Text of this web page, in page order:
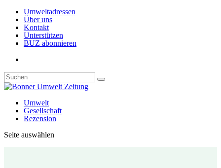
Umweltadressen
Über uns
Kontakt
Unterstützen
BUZ abonnieren
Umwelt
Gesellschaft
Rezension
Seite auswählen